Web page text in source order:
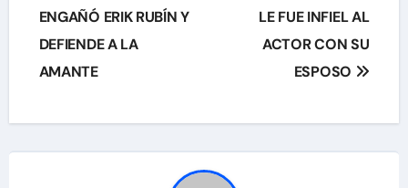
ENGAÑÓ ERIK RUBÍN Y
DEFIENDE A LA
AMANTE
LE FUE INFIEL AL
ACTOR CON SU
ESPOSO